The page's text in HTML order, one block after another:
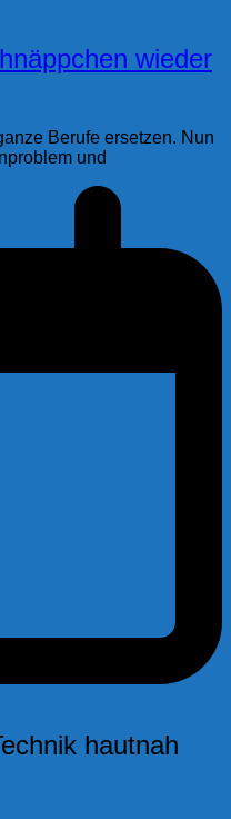
wieder
Berufe ersetzen. Nun
und
hautnah